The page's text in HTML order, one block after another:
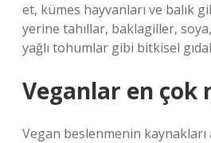
et, kümes hayvanları ve balık
yerine tahıllar, baklagiller,
yağlı tohumlar gibi bitkisel
Veganlar en çok
Vegan beslenmenin kaynakları